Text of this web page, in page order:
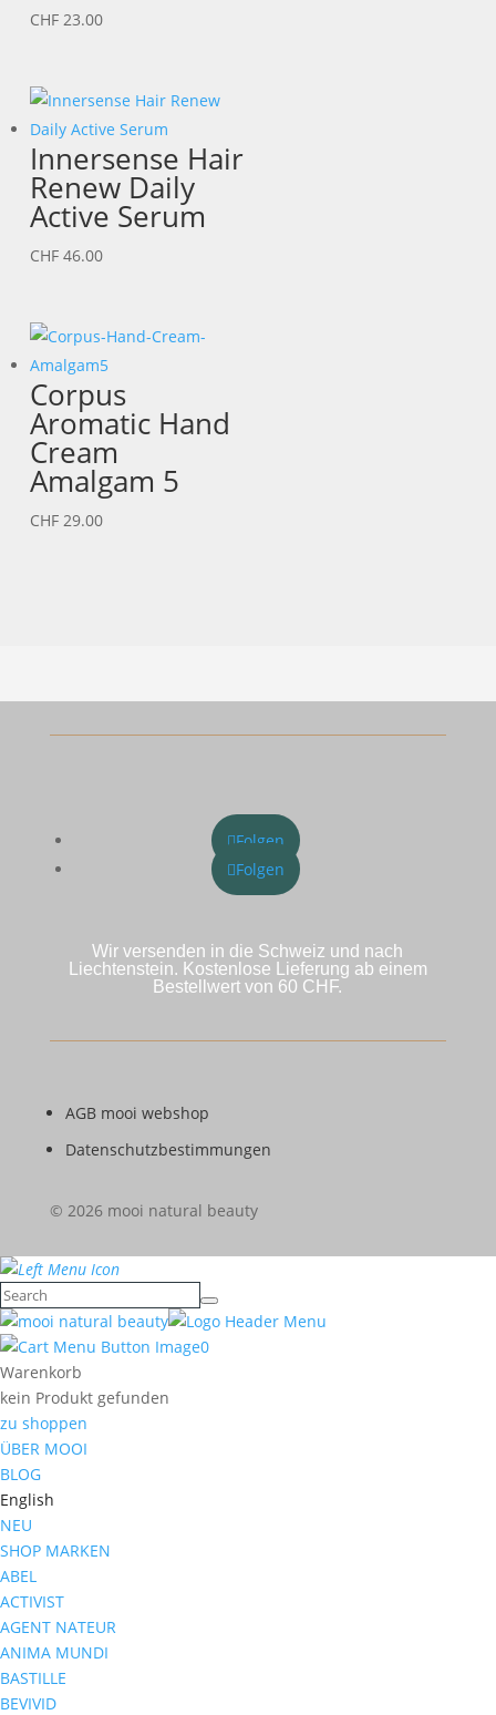
CHF 23.00
Innersense Hair
Renew Daily
Active Serum
CHF 46.00
Corpus
Aromatic Hand
Cream
Amalgam 5
CHF 29.00
Folgen
Folgen
Wir versenden in die Schweiz und nach
Liechtenstein. Kostenlose Lieferung ab einem
Bestellwert von 60 CHF.
AGB mooi webshop
Datenschutzbestimmungen
© 2026 mooi natural beauty
0
Warenkorb
kein Produkt gefunden
zu shoppen
ÜBER MOOI
BLOG
English
NEU
SHOP MARKEN
ABEL
ACTIVIST
AGENT NATEUR
ANIMA MUNDI
BASTILLE
BEVIVID